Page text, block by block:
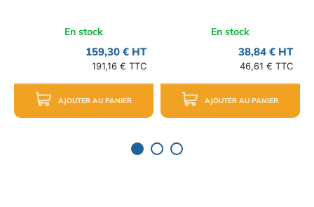
En stock
159,30 € HT
191,16 € TTC
AJOUTER AU PANIER
En stock
38,84 € HT
46,61 € TTC
AJOUTER AU PANIER